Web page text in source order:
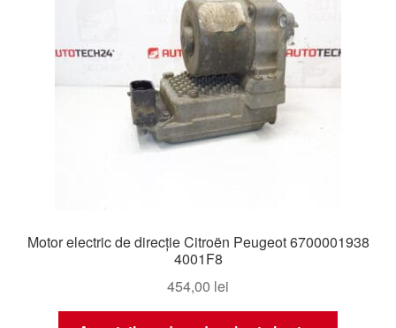
Motor electric de direcție Citroën Peugeot 6700001938
4001F8
454,00 lei